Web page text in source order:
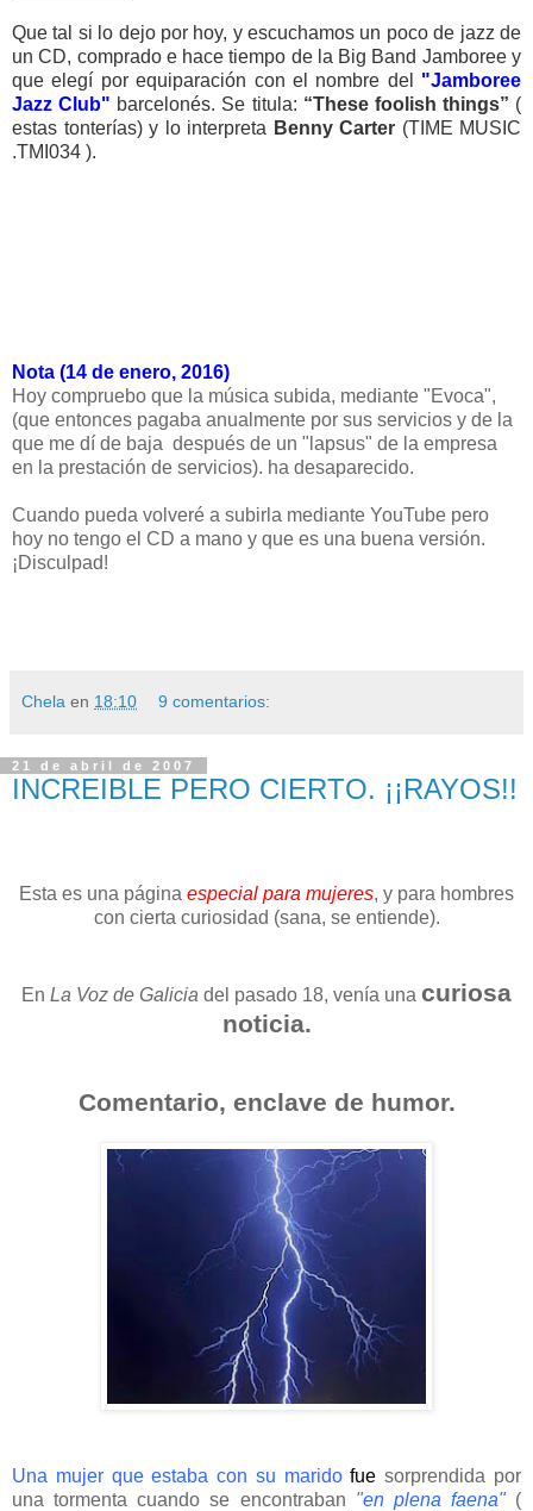
Que tal si lo dejo por hoy, y escuchamos un poco de jazz de
un CD, comprado e hace tiempo de la Big Band Jamboree y
que elegí por equiparación con el nombre del "Jamboree
Jazz Club" barcelonés. Se titula: “These foolish things” (
estas tonterías) y lo interpreta Benny Carter (TIME MUSIC
.TMI034 ).
Nota (14 de enero, 2016)
Hoy compruebo que la música subida, mediante "Evoca",
(que entonces pagaba anualmente por sus servicios y de la
que me dí de baja después de un "lapsus" de la empresa
en la prestación de servicios). ha desaparecido.
Cuando pueda volveré a subirla mediante YouTube pero
hoy no tengo el CD a mano y que es una buena versión.
¡Disculpad!
Chela en 18:10 9 comentarios:
21 de abril de 2007
INCREIBLE PERO CIERTO. ¡¡RAYOS!!
Esta es una página especial para mujeres, y para hombres
con cierta curiosidad (sana, se entiende).
En La Voz de Galicia del pasado 18, venía una curiosa
noticia.
Comentario, enclave de humor.
Una mujer que estaba con su maridofuesorprendida por
una tormenta cuando se encontraban "en plena faena"(